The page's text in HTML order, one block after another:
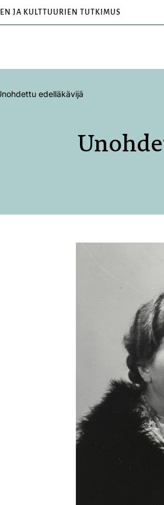
JA KULTTUURIEN TUTKIMUS
edelläkävijä